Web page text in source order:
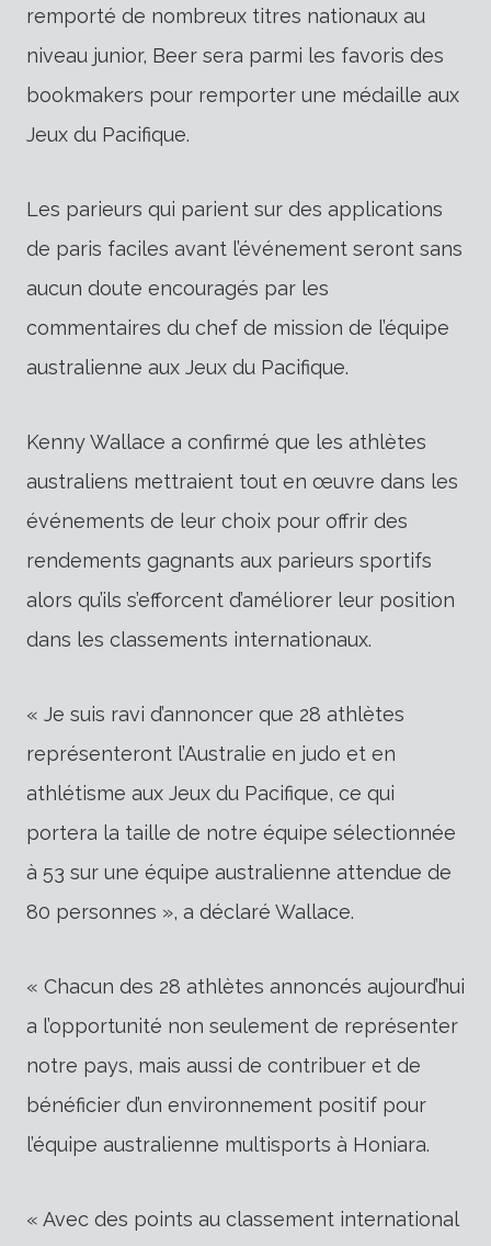
remporté de nombreux titres nationaux au
niveau junior, Beer sera parmi les favoris des
bookmakers pour remporter une médaille aux
Jeux du Pacifique.
Les parieurs qui parient sur des applications
de paris faciles avant l’événement seront sans
aucun doute encouragés par les
commentaires du chef de mission de l’équipe
australienne aux Jeux du Pacifique.
Kenny Wallace a confirmé que les athlètes
australiens mettraient tout en œuvre dans les
événements de leur choix pour offrir des
rendements gagnants aux parieurs sportifs
alors qu’ils s’efforcent d’améliorer leur position
dans les classements internationaux.
« Je suis ravi d’annoncer que 28 athlètes
représenteront l’Australie en judo et en
athlétisme aux Jeux du Pacifique, ce qui
portera la taille de notre équipe sélectionnée
à 53 sur une équipe australienne attendue de
80 personnes », a déclaré Wallace.
« Chacun des 28 athlètes annoncés aujourd’hui
a l’opportunité non seulement de représenter
notre pays, mais aussi de contribuer et de
bénéficier d’un environnement positif pour
l’équipe australienne multisports à Honiara.
« Avec des points au classement international